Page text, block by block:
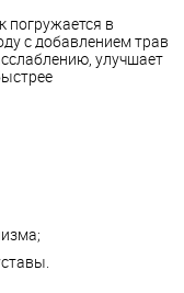
погружается в
с добавлением трав
улучшает